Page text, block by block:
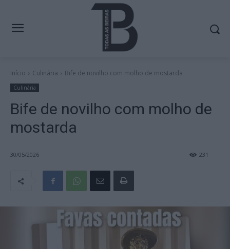
Início Culinária Bife de novilho com molho de mostarda
Culinária
Bife de novilho com molho de
mostarda
30/05/2026 231